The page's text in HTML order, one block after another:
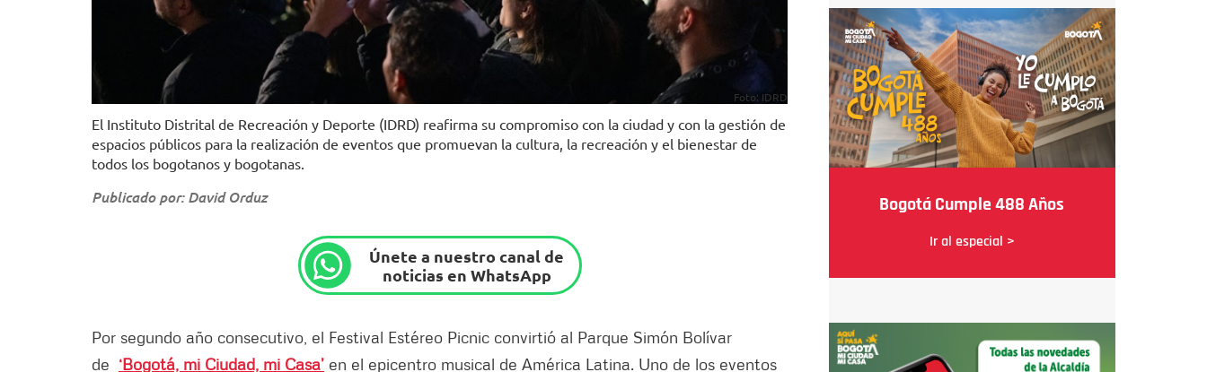
Foto: IDRD
El Instituto Distrital de Recreación y Deporte (IDRD) reafirma su compromiso con la ciudad y con la gestión de
espacios públicos para la realización de eventos que promuevan la cultura, la recreación y el bienestar de
todos los bogotanos y bogotanas.
Publicado por: David Orduz
Únete a nuestro canal de
noticias en WhatsApp
Por segundo año consecutivo, el Festival Estéreo Picnic convirtió al Parque Simón Bolívar
de ‘Bogotá, mi Ciudad, mi Casa’ en el epicentro musical de América Latina. Uno de los eventos
Bogotá Cumple 488 Años
Ir al especial >